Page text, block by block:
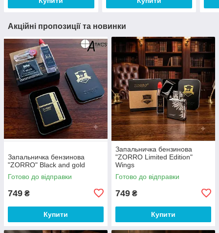
Акційні пропозиції та новинки
Запальничка бензинова
"ZORRO" Black and gold
Готово до відправки
749 ₴
Купити
Запальничка бензинова
"ZORRO Limited Edition"
Wings
Готово до відправки
749 ₴
Купити